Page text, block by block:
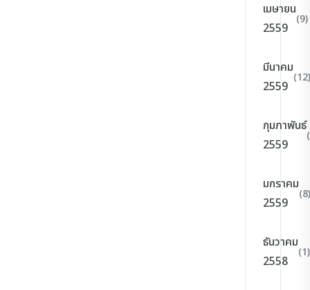
เมษายน
2559
(9)
มีนาคม
2559
(12)
กุมภาพันธ์
2559
มกราคม
2559
(8)
ธันวาคม
2558
(1)